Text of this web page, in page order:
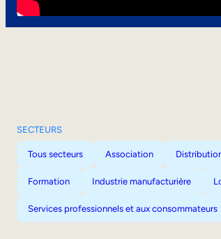
SECTEURS
Tous secteurs Association
Formation Industrie manufacturière
Services professionnels et aux consommateurs